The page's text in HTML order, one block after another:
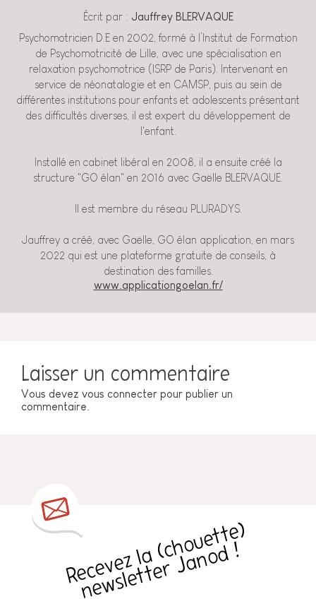
Écrit par : Jauffrey BLERVAQUE
Psychomotricien D.E en 2002, formé à l’Institut de Formation
de Psychomotricité de Lille, avec une spécialisation en
relaxation psychomotrice (ISRP de Paris). Intervenant en
service de néonatalogie et en CAMSP, puis au sein de
différentes institutions pour enfants et adolescents présentant
des difficultés diverses, il est expert du développement de
l'enfant.
Installé en cabinet libéral en 2008, il a ensuite créé la
structure "GO élan" en 2016 avec Gaëlle BLERVAQUE.
Il est membre du réseau PLURADYS.
Jauffrey a créé, avec Gaëlle, GO élan application, en mars
2022 qui est une plateforme gratuite de conseils, à
destination des familles.
www.applicationgoelan.fr/
Laisser un commentaire
Vous devez vous connecter pour publier un
commentaire.
R
e
c
e
v
e
z
l
a
(
c
h
o
u
e
t
t
e
)
n
e
w
sl
e
t
t
e
r
J
a
n
o
d
!